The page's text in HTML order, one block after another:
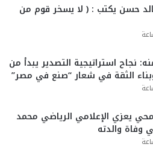
حسن يكتب : ( لا يسخر قوم من
نجاح استراتيجية التصدير يبدأ من
الثقة في شعار “صنع في مصر”
يعزي الإعلامي الرياضي محمد
وفاة والدته